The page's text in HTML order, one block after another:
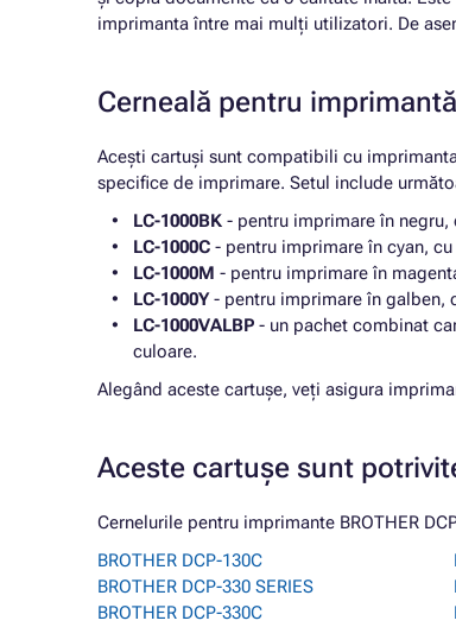
imprimanta între mai mulți utilizatori. De
Cerneală pentru imprimantă
Acești cartuși sunt compatibili cu
specifice de imprimare. Setul include
LC-1000BK - pentru imprimare în
LC-1000C - pentru imprimare în cyan,
LC-1000M - pentru imprimare în
LC-1000Y- pentru imprimare în galben,
LC-1000VALBP - un pachet combinat
culoare.
Alegând aceste cartușe, veți asigura
Aceste cartușe sunt
Cernelurile pentru imprimante BROTHER
BROTHER DCP-130C
BROTHER DCP-330 SERIES
BROTHER DCP-330C